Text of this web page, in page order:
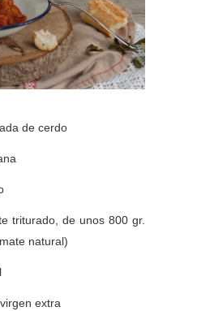
de cerdo
triturado, de unos 800 gr.
natural)
extra